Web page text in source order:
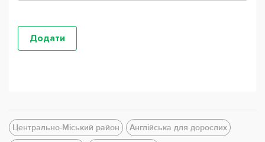
Центрально-Міський район
Англійська для дорослих